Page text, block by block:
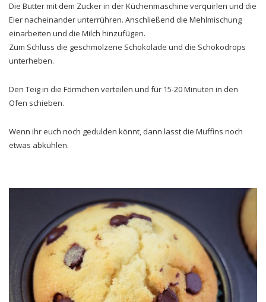
Die Butter mit dem Zucker in der Küchenmaschine verquirlen und die
Eier nacheinander unterrühren. Anschließend die Mehlmischung
einarbeiten und die Milch hinzufügen.
Zum Schluss die geschmolzene Schokolade und die Schokodrops
unterheben.
Den Teig in die Förmchen verteilen und für 15-20 Minuten in den
Ofen schieben.
Wenn ihr euch noch gedulden könnt, dann lasst die Muffins noch
etwas abkühlen.